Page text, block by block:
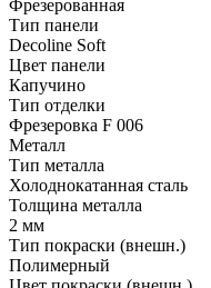
Фрезерованная
Тип панели
Decoline Soft
Цвет панели
Капучино
Тип отделки
Фрезеровка F 006
Металл
Тип металла
Холоднокатанная сталь
Толщина металла
2 мм
Тип покраски (внешн.)
Полимерный